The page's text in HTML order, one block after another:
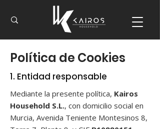
Política de Cookies
1. Entidad responsable
Mediante la presente política, Kairos
Household S.L., con domicilio social en
Murcia, Avenida Teniente Montesinos 8,